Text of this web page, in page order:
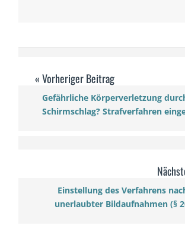
Gefährliche Körperverletzung
Schirmschlag? Strafverfahren
Einstellung des Verfahrens
unerlaubter Bildaufnahmen (§